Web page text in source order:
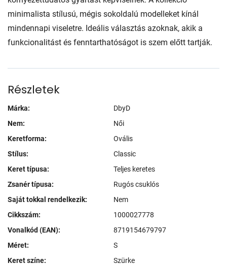
minimalista stílusú, mégis sokoldalú modelleket kínál
mindennapi viseletre. Ideális választás azoknak, akik a
funkcionalitást és fenntarthatóságot is szem előtt tartják.
Részletek
Márka:
DbyD
Nem:
Női
Keretforma:
Ovális
Stílus:
Classic
Keret típusa:
Teljes keretes
Zsanér típusa:
Rugós csuklós
Saját tokkal rendelkezik:
Nem
Cikkszám:
1000027778
Vonalkód (EAN):
8719154679797
Méret:
S
Keret színe:
Szürke